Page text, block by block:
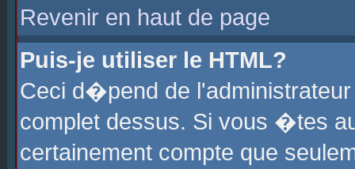
Revenir en haut de page
Puis-je utiliser le HTML?
Ceci d�pend de
complet dessus. Si vous �tes
certainement compte que